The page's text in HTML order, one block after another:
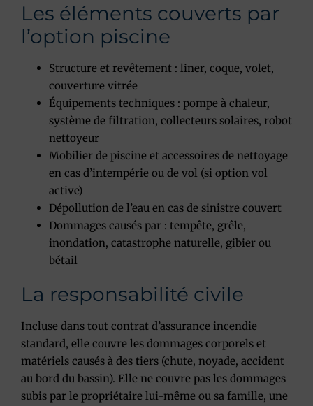
Les éléments couverts par
l’option piscine
Structure et revêtement : liner, coque, volet,
couverture vitrée
Équipements techniques : pompe à chaleur,
système de filtration, collecteurs solaires, robot
nettoyeur
Mobilier de piscine et accessoires de nettoyage
en cas d’intempérie ou de vol (si option vol
active)
Dépollution de l’eau en cas de sinistre couvert
Dommages causés par : tempête, grêle,
inondation, catastrophe naturelle, gibier ou
bétail
La responsabilité civile
Incluse dans tout contrat d’assurance incendie
standard, elle couvre les dommages corporels et
matériels causés à des tiers (chute, noyade, accident
au bord du bassin). Elle ne couvre pas les dommages
subis par le propriétaire lui-même ou sa famille, une